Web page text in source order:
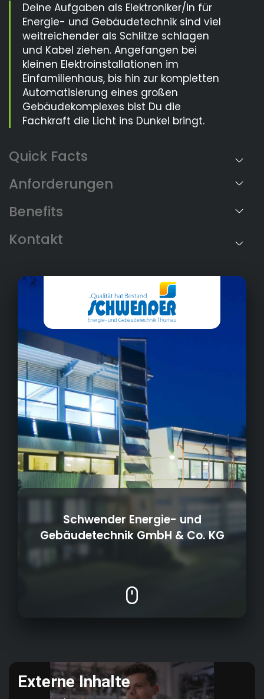
Deine Aufgaben als Elektroniker/in für
Energie- und Gebäudetechnik sind viel
weitreichender als Schlitze schlagen
und Kabel ziehen. Angefangen bei
kleinen Elektroinstallationen im
Einfamilienhaus, bis hin zur kompletten
Automatisierung eines großen
Gebäudekomplexes bist Du die
Fachkraft die Licht ins Dunkel bringt.
Anforderungen
Benefits
Gründungsjahr: 1701
Schwender Energie- und
Gebäudetechnik GmbH & Co. KG
• Solar- und Wärmepumpenanlagen / BHKW
• Sanitärinstallation
• Abwasser-, Wasser- und Gasanlagen